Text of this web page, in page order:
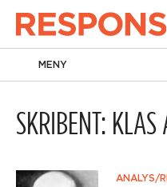
MENY
SKRIBENT:
ANALYS/